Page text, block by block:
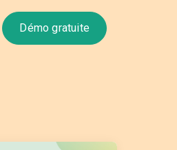
Démo gratuite